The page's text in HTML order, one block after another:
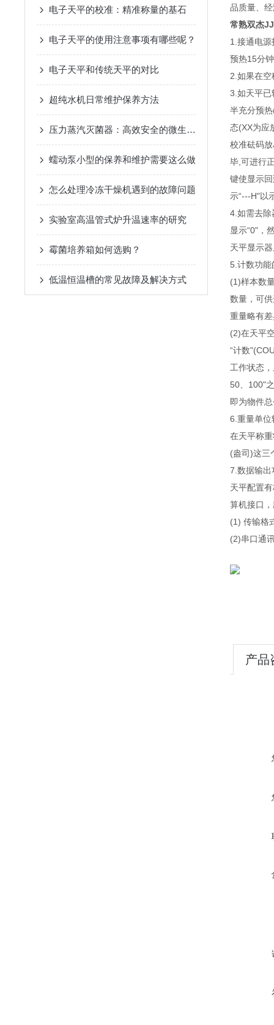
电子天平的校准：精准称量的基石
电子天平的使用注意事项有哪些呢？
电子天平和传统天平的对比
超纯水机日常维护保养方法
压力蒸汽灭菌器：高效安全的微生物灭菌工具
蠕动泵小型的保养和维护需要这么做
怎么处理冷冻干燥机遇到的故障问题
实验室高温管式炉升温速率的研究
霉菌培养箱如何选购？
低温恒温槽的常见故障及解决方式
品质量、
常熟双杰
1.接通电源
预热15分
2.如果在空
3.如天平已
半充分预
态(XX为应
校准砝码
毕,可进行
键使显示
示“---H"以
4.如需去除
显示“0"，
天平显示
5.计数功能
(1)样本数
数量，可
重量略有
(2)在天平
“计数
工作状态
50、100"
即为物件
6.重量单位
在天平称
(盎司)这三
7.数据输出
天平配置
算机接口
(1) 传输格
(2)串口通
产品